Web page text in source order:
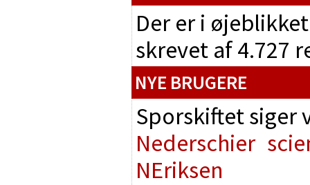
Der er i
skrevet af 4.727
NYE BRUGERE
Sporskiftet
Nederschier
NEriksen